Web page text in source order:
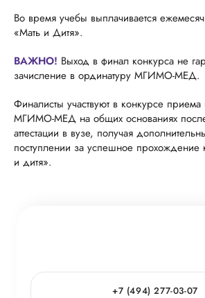
Во время учебы выплачивается
«Мать и Дитя».
ВАЖНО! Выход в финал конкурса не
зачисление в ординатуру МГИМО-МЕД.
Финалисты участвуют в конкурсе
МГИМО-МЕД на общих основаниях после
аттестации в вузе, получая
поступлении за успешное прохождение
и дитя».
+7 (494) 277-03-07